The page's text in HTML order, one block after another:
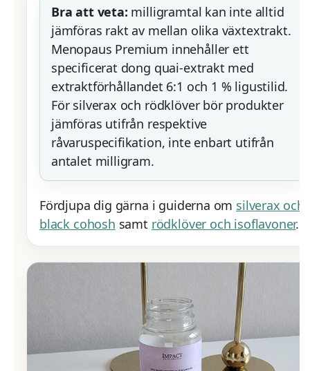
Bra att veta: milligramtal kan inte alltid
jämföras rakt av mellan olika växtextrakt.
Menopaus Premium innehåller ett
specificerat dong quai-extrakt med
extraktförhållandet 6:1 och 1 % ligustilid.
För silverax och rödklöver bör produkter
jämföras utifrån respektive
råvaruspecifikation, inte enbart utifrån
antalet milligram.
Fördjupa dig gärna i guiderna om silverax och
black cohosh samt rödklöver och isoflavoner.